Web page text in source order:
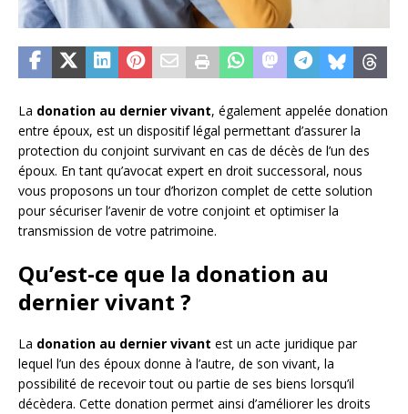
La donation au dernier vivant, également appelée donation
entre époux, est un dispositif légal permettant d’assurer la
protection du conjoint survivant en cas de décès de l’un des
époux. En tant qu’avocat expert en droit successoral, nous
vous proposons un tour d’horizon complet de cette solution
pour sécuriser l’avenir de votre conjoint et optimiser la
transmission de votre patrimoine.
Qu’est-ce que la donation au
dernier vivant ?
La donation au dernier vivant est un acte juridique par
lequel l’un des époux donne à l’autre, de son vivant, la
possibilité de recevoir tout ou partie de ses biens lorsqu’il
décèdera. Cette donation permet ainsi d’améliorer les droits